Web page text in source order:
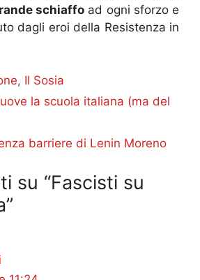
schiaffo ad ogni sforzo e
dagli eroi della Resistenza in
, Il Sosia
la scuola italiana (ma del
barriere di Lenin Moreno
su “Fascisti su